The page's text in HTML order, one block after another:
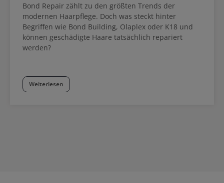
Bond Repair zählt zu den größten Trends der
modernen Haarpflege. Doch was steckt hinter
Begriffen wie Bond Building, Olaplex oder K18 und
können geschädigte Haare tatsächlich repariert
werden?
Weiterlesen